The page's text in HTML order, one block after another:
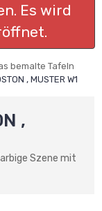
Es wird
bemalte Tafeln
, MUSTER W1
,
Szene mit